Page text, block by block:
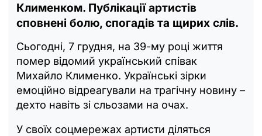
Клименком. Публікації артистів
сповнені болю, спогадів та щирих слів.
Сьогодні, 7 грудня, на 39-му році життя
помер відомий український співак
Михайло Клименко. Українські зірки
емоційно відреагували на трагічну новину –
дехто навіть зі сльозами на очах.
У своїх соцмережах артисти діляться